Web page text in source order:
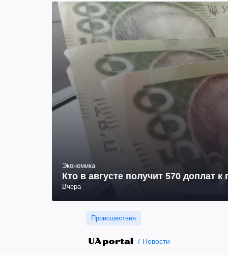
Экономика
Кто в августе получит 570 доплат к
Вчера
Происшествия
Новости